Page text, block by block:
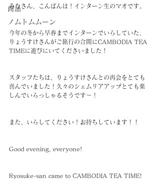
商品
ノムトムムーン
みなさん、こんばんは！インターン生のマオです。
今年の冬から早春までインターンでいらしていた、
りょうすけさんがご旅行の合間にCAMBODIA TEA
TIMEに遊びにいてくださいました！
スタッフたちは、りょうすけさんとの再会をとても
喜んでいました！久々のシェムリアアップとても楽
しんでいらっしゃるそうです〜！
また、いらしてください！お持ちしています！！
Good evening, everyone!
Ryosuke-san came to CAMBODIA TEA TIME!